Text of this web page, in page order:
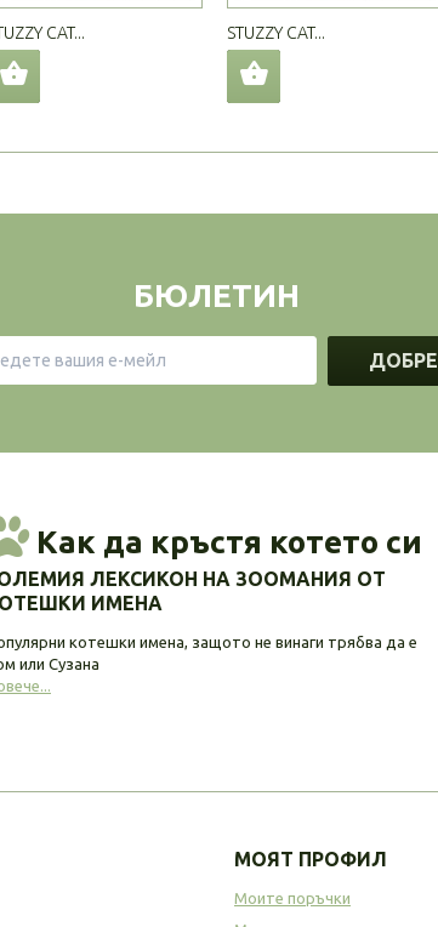
CAT... STUZZY CAT...
БЮЛЕТИН
ДОБРЕ
Как да кръстя котето си
ЛЕКСИКОН НА ЗООМАНИЯ ОТ
ИМЕНА
котешки имена, защото не винаги трябва да е
или Сузана
МОЯТ ПРОФИЛ
Моите поръчки